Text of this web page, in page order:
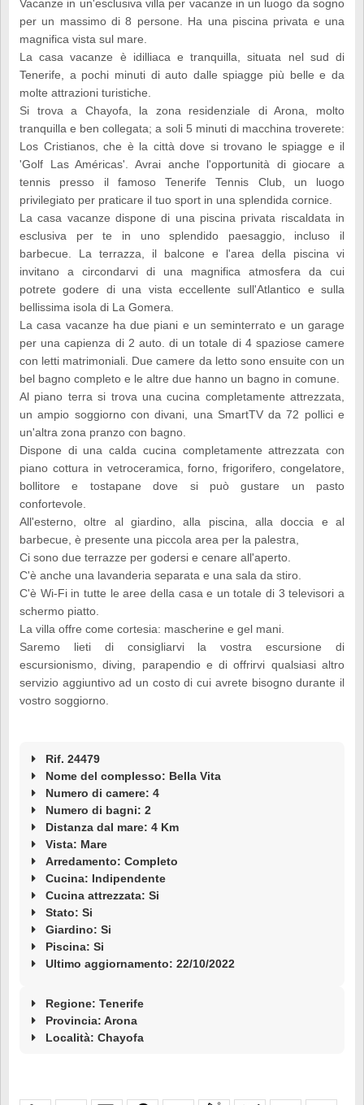
Vacanze in un'esclusiva villa per vacanze in un luogo da sogno
per un massimo di 8 persone. Ha una piscina privata e una
magnifica vista sul mare.
La casa vacanze è idilliaca e tranquilla, situata nel sud di
Tenerife, a pochi minuti di auto dalle spiagge più belle e da
molte attrazioni turistiche.
Si trova a Chayofa, la zona residenziale di Arona, molto
tranquilla e ben collegata; a soli 5 minuti di macchina troverete:
Los Cristianos, che è la città dove si trovano le spiagge e il
'Golf Las Américas'. Avrai anche l'opportunità di giocare a
tennis presso il famoso Tenerife Tennis Club, un luogo
privilegiato per praticare il tuo sport in una splendida cornice.
La casa vacanze dispone di una piscina privata riscaldata in
esclusiva per te in uno splendido paesaggio, incluso il
barbecue. La terrazza, il balcone e l'area della piscina vi
invitano a circondarvi di una magnifica atmosfera da cui
potrete godere di una vista eccellente sull'Atlantico e sulla
bellissima isola di La Gomera.
La casa vacanze ha due piani e un seminterrato e un garage
per una capienza di 2 auto. di un totale di 4 spaziose camere
con letti matrimoniali. Due camere da letto sono ensuite con un
bel bagno completo e le altre due hanno un bagno in comune.
Al piano terra si trova una cucina completamente attrezzata,
un ampio soggiorno con divani, una SmartTV da 72 pollici e
un'altra zona pranzo con bagno.
Dispone di una calda cucina completamente attrezzata con
piano cottura in vetroceramica, forno, frigorifero, congelatore,
bollitore e tostapane dove si può gustare un pasto
confortevole.
All'esterno, oltre al giardino, alla piscina, alla doccia e al
barbecue, è presente una piccola area per la palestra,
Ci sono due terrazze per godersi e cenare all'aperto.
C'è anche una lavanderia separata e una sala da stiro.
C'è Wi-Fi in tutte le aree della casa e un totale di 3 televisori a
schermo piatto.
La villa offre come cortesia: mascherine e gel mani.
Saremo lieti di consigliarvi la vostra escursione di
escursionismo, diving, parapendio e di offrirvi qualsiasi altro
servizio aggiuntivo ad un costo di cui avrete bisogno durante il
vostro soggiorno.
Rif. 24479
Nome del complesso: Bella Vita
Numero di camere: 4
Numero di bagni: 2
Distanza dal mare: 4 Km
Vista: Mare
Arredamento: Completo
Cucina: Indipendente
Cucina attrezzata: Si
Stato: Si
Giardino: Si
Piscina: Si
Ultimo aggiornamento: 22/10/2022
Regione: Tenerife
Provincia: Arona
Località: Chayofa